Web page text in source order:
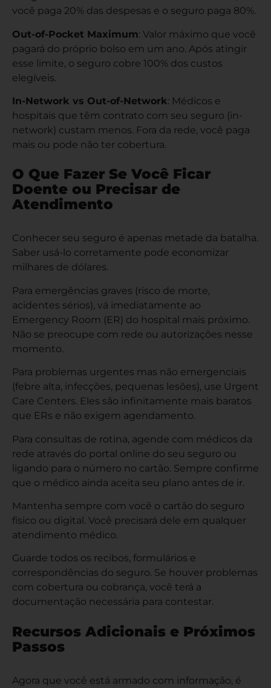
você paga 20% das despesas e o seguro paga 80%.
Out-of-Pocket Maximum: Valor máximo que você
pagará do próprio bolso em um ano. Após atingir
esse limite, o seguro cobre 100% dos custos
elegíveis.
In-Network vs Out-of-Network: Médicos e
hospitais que têm contrato com seu seguro (in-
network) custam menos. Fora da rede, você paga
mais ou pode não ter cobertura.
O Que Fazer Se Você Ficar
Doente ou Precisar de
Atendimento
Conhecer seu seguro é apenas metade da batalha.
Saber usá-lo corretamente pode economizar
milhares de dólares.
Para emergências graves (risco de morte,
acidentes sérios), vá imediatamente ao
Emergency Room (ER) do hospital mais próximo.
Não se preocupe com rede ou autorizações nesse
momento.
Para problemas urgentes mas não emergenciais
(febre alta, infecções, pequenas lesões), use Urgent
Care Centers. Eles são infinitamente mais baratos
que ERs e não exigem agendamento.
Para consultas de rotina, agende com médicos da
rede através do portal online do seu seguro ou
ligando para o número no cartão. Sempre confirme
que o médico ainda aceita seu plano antes de ir.
Mantenha sempre com você o cartão do seguro
físico ou digital. Você precisará dele em qualquer
atendimento médico.
Guarde todos os recibos, formulários e
correspondências do seguro. Se houver problemas
com cobertura ou cobrança, você terá a
documentação necessária para contestar.
Recursos Adicionais e Próximos
Passos
Agora que você está armado com informação, é